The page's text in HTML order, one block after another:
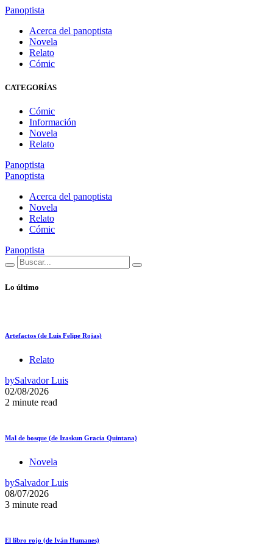
Panoptista
Acerca del panoptista
Novela
Relato
Cómic
CATEGORÍAS
Cómic
Información
Novela
Relato
Panoptista
Panoptista
Acerca del panoptista
Novela
Relato
Cómic
Panoptista
Lo último
Artefactos (de Luis Felipe Rojas)
Relato
bySalvador Luis
02/08/2026
2 minute read
Mal de bosque (de Izaskun Gracia Quintana)
Novela
bySalvador Luis
08/07/2026
3 minute read
El libro rojo (de Iván Humanes)